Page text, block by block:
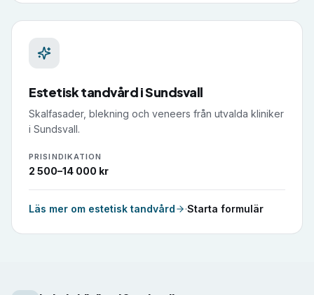
Estetisk tandvårdiSundsvall
Skalfasader, blekning och veneers från utvalda kliniker
i Sundsvall.
PRISINDIKATION
2 500–14 000 kr
Läs mer om estetisk tandvård ·Starta formulär